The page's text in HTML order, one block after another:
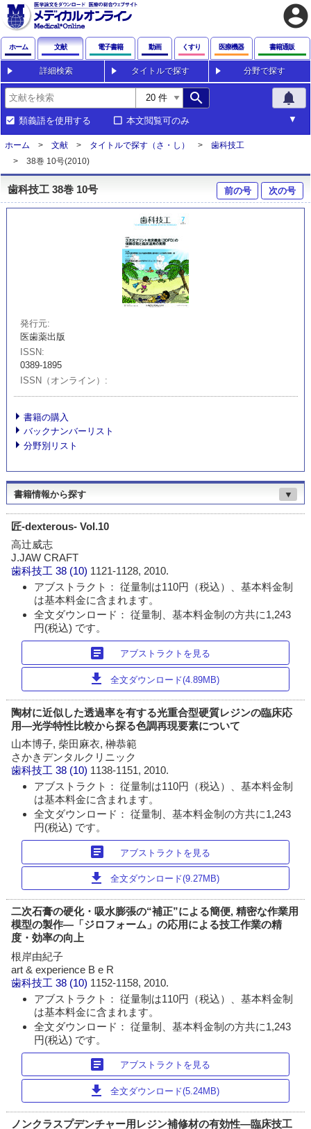
account_circle
ホーム 文献 電子書籍 動画 くすり 医療機器 書籍通販
詳細検索 タイトルで探す 分野で探す
search notifications
類義語を使用する 本文閲覧可のみ
ホーム 文献 タイトルで探す（さ・し）
歯科技工
38巻 10号(2010)
歯科技工 38巻 10号 前の号 次の号
発行元
医歯薬出版
ISSN
0389-1895
ISSN（オンライン）
書籍の購入
バックナンバーリスト
分野別リスト
書籍情報から探す ▼
匠-dexterous- Vol.10
高辻威志
J.JAW CRAFT
歯科技工 38 (10) 1121-1128, 2010.
アブストラクト： 従量制は110円（税込）、基本料金制
は基本料金に含まれます。
全文ダウンロード： 従量制、基本料金制の方共に1,243
円(税込) です。
article アブストラクトを見る
download 全文ダウンロード(4.89MB)
陶材に近似した透過率を有する光重合型硬質レジンの臨床応
用―光学特性比較から探る色調再現要素について
山本博子, 柴田麻衣, 榊恭範
さかきデンタルクリニック
歯科技工 38 (10) 1138-1151, 2010.
アブストラクト： 従量制は110円（税込）、基本料金制
は基本料金に含まれます。
全文ダウンロード： 従量制、基本料金制の方共に1,243
円(税込) です。
article アブストラクトを見る
download 全文ダウンロード(9.27MB)
二次石膏の硬化・吸水膨張の“補正”による簡便, 精密な作業用
模型の製作―「ジロフォーム」の応用による技工作業の精
度・効率の向上
根岸由紀子
art & experience B e R
歯科技工 38 (10) 1152-1158, 2010.
アブストラクト： 従量制は110円（税込）、基本料金制
は基本料金に含まれます。
全文ダウンロード： 従量制、基本料金制の方共に1,243
円(税込) です。
article アブストラクトを見る
download 全文ダウンロード(5.24MB)
ノンクラスプデンチャー用レジン補修材の有効性―臨床技工